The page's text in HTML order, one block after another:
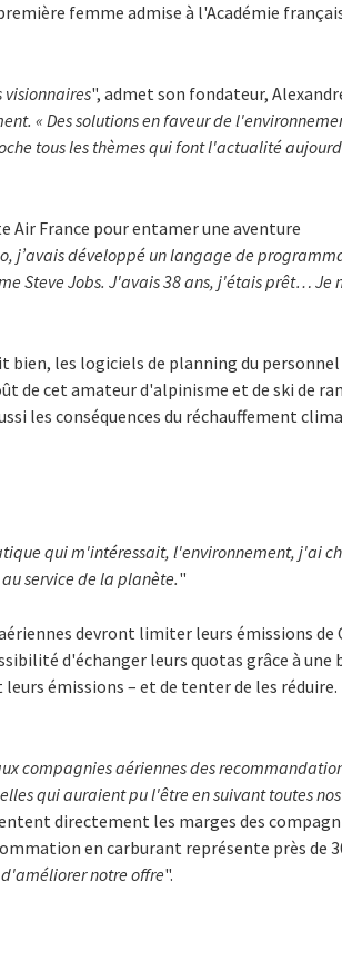
femme admise à l'Académie
visionnaires", admet son fondateur,
« Des solutions en faveur de
tous les thèmes qui font l'actualité
Air France pour entamer une aventure
j’avais développé un langage de
Steve Jobs. J'avais 38 ans, j'étais prêt… Je
bien, les logiciels de planning du personnel
de cet amateur d'alpinisme et de ski de
les conséquences du réchauffement
qui m'intéressait, l'environnement, j'ai
service de la planète."
devront limiter leurs émissions de
d'échanger leurs quotas grâce à une
émissions – et de tenter de les réduire.
compagnies aériennes des
qui auraient pu l'être en suivant toutes nos
directement les marges des
en carburant représente près de
notre offre".